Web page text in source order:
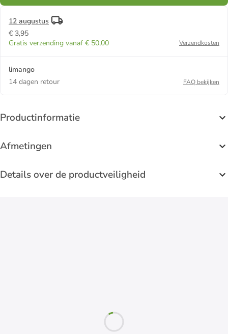
12 augustus
€ 3,95
Gratis verzending vanaf € 50,00
Verzendkosten
limango
14 dagen retour
FAQ bekijken
Productinformatie
Afmetingen
Details over de productveiligheid